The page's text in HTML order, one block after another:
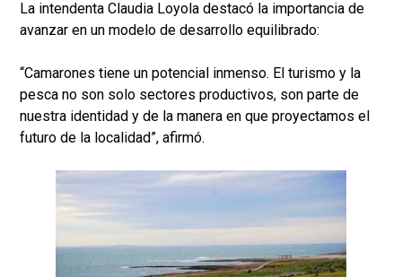
La intendenta Claudia Loyola destacó la importancia de
avanzar en un modelo de desarrollo equilibrado:
“Camarones tiene un potencial inmenso. El turismo y la
pesca no son solo sectores productivos, son parte de
nuestra identidad y de la manera en que proyectamos el
futuro de la localidad”, afirmó.